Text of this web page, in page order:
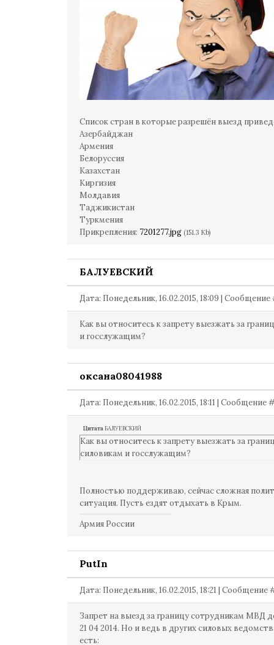
Список стран в которые разрешён выезд
Азербайджан
Армения
Белоруссия
Казахстан
Киргизия
Молдавия
Таджикистан
Туркмения
Прикрепления: 7201277.jpg (151.3 Kb)
БАЛУЕВСКИЙ
Дата: Понедельник, 16.02.2015, 18:09 |
Как вы относитесь к запрету выезжать за
и госслужащим?
оксана08041988
Дата: Понедельник, 16.02.2015, 18:11 | Сообщение
ЦитатаБАЛУЕВСКИЙ
Как вы относитесь к запрету выезжать за
силовикам и госслужащим?
Полностью поддерживаю, сейчас сложная
ситуация. Пусть ездят отдыхать в Крым.
Армия России
PutIn
Дата: Понедельник, 16.02.2015, 18:21 | Сообщение
Запрет на выезд за границу сотрудникам МВД
21 04 2014. Но и ведь в других силовых
есть: